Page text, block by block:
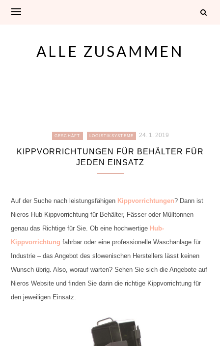
ALLE ZUSAMMEN
GESCHÄFT LOGISTIKSYSTEME 24. 1. 2019
KIPPVORRICHTUNGEN FÜR BEHÄLTER FÜR
JEDEN EINSATZ
Auf der Suche nach leistungsfähigen Kippvorrichtungen? Dann ist
Nieros Hub Kippvorrichtung für Behälter, Fässer oder Mülltonnen
genau das Richtige für Sie. Ob eine hochwertige Hub-
Kippvorrichtung fahrbar oder eine professionelle Waschanlage für
Industrie – das Angebot des slowenischen Herstellers lässt keinen
Wunsch übrig. Also, worauf warten? Sehen Sie sich die Angebote auf
Nieros Website und finden Sie darin die richtige Kippvorrichtung für
den jeweiligen Einsatz.